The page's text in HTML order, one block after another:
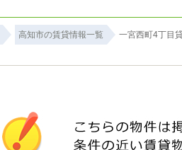
高知市の賃貸情報一覧 一宮西町4丁目